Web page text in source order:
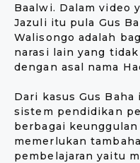
Baalwi. Dalam video
Jazuli itu pula Gus
Walisongo adalah
narasi lain yang
dengan asal nama
Dari kasus Gus
sistem pendidikan
berbagai
memerlukan
pembelajaran yaitu